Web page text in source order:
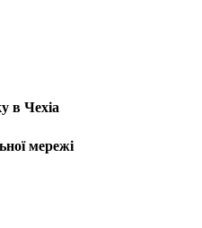
в Чехіа
мережі